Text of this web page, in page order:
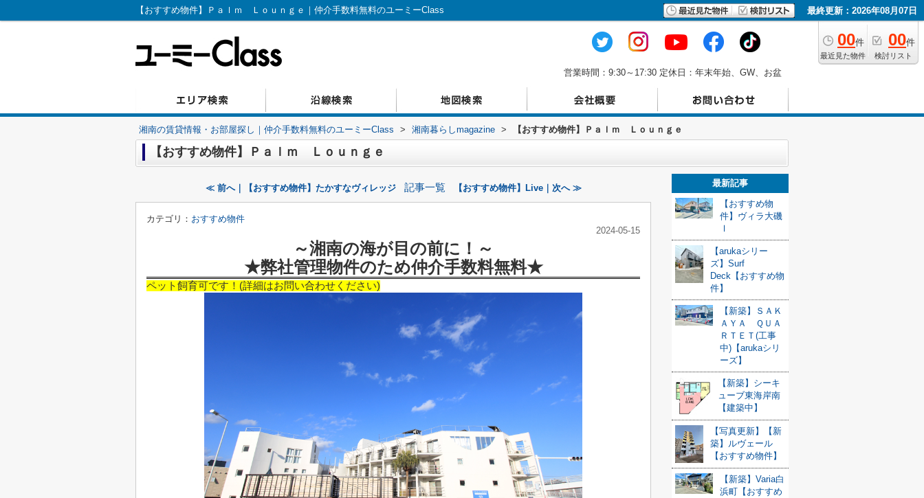
【おすすめ物件】Ｐａｌｍ Ｌｏｕｎｇｅ｜仲介手数料無料のユーミーClass 最終更新：2026年08月07日
00件
最近見た物件
00件
検討リスト
営業時間：9:30～17:30 定休日：年末年始、GW、お盆
湘南の賃貸情報・お部屋探し｜仲介手数料無料のユーミーClass > 湘南暮らしmagazine > 【おすすめ物件】Ｐａｌｍ Ｌｏｕｎｇｅ
【おすすめ物件】Ｐａｌｍ Ｌｏｕｎｇｅ
≪ 前へ｜【おすすめ物件】たかすなヴィレッジ 記事一覧 【おすすめ物件】Live｜次へ ≫
カテゴリ： おすすめ物件
2024-05-15
～湘南の海が目の前に！ ～
★弊社管理物件のため仲介手数料無料★
ペット飼育可です！(詳細はお問い合わせください)
最新記事
【おすすめ物
件】ヴィラ大磯
Ⅰ
【arukaシリー
ズ】Surf
Deck【おすすめ物
件】
【新築】ＳＡＫ
ＡＹＡ ＱＵＡ
ＲＴＥＴ(工事
中)【arukaシリ
ーズ】
【新築】シーキ
ューブ東海岸南
【建築中】
【写真更新】【新
築】ルヴェール
【おすすめ物件】
【新築】Varia白
浜町【おすすめ